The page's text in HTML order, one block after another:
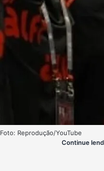
Foto: Reprodução/YouTube
Continue